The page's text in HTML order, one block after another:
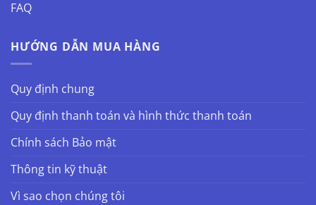
FAQ
HƯỚNG DẪN MUA HÀNG
Quy định chung
Quy định thanh toán và hình thức thanh toán
Chính sách Bảo mật
Thông tin kỹ thuật
Vì sao chọn chúng tôi